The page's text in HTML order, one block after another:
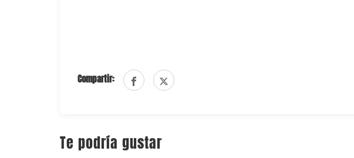
Compartir:
Te podría gustar